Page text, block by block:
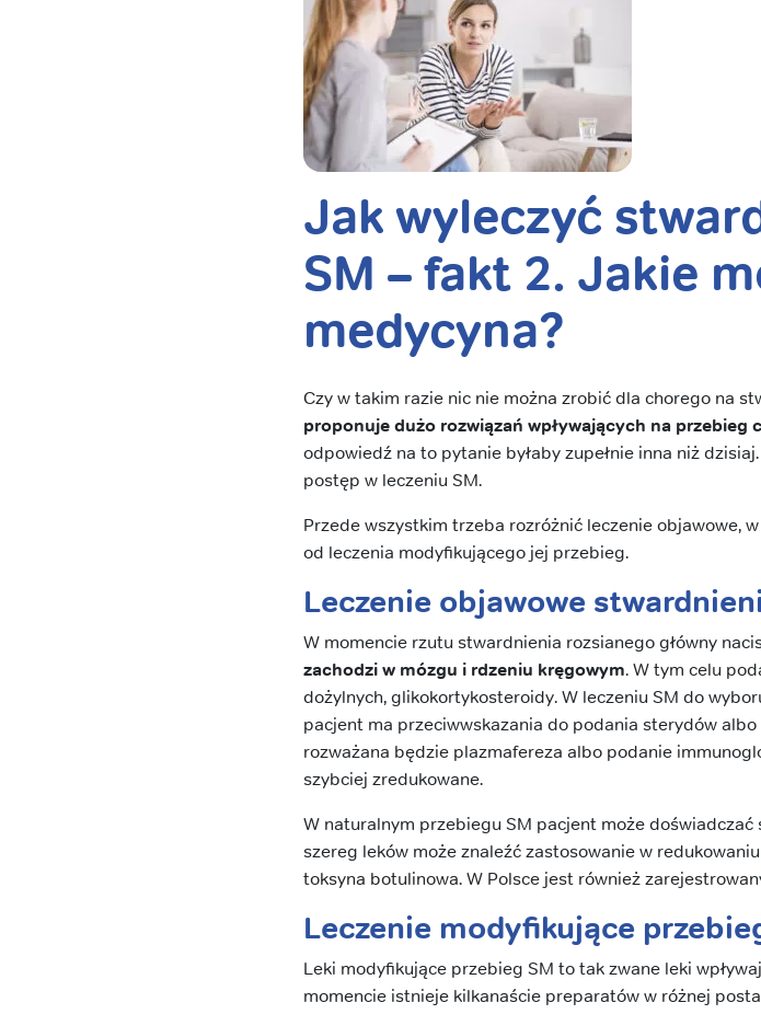
Jak wyleczyć
SM – fakt 2. Jakie
medycyna?
Czy w takim razie nic nie można zrobić dla chorego na
proponuje dużo rozwiązań wpływających na przebieg
odpowiedź na to pytanie byłaby zupełnie inna niż
postęp w leczeniu SM.
Przede wszystkim trzeba rozróżnić leczenie objawowe,
od leczenia modyfikującego jej przebieg.
Leczenie objawowe
W momencie rzutu stwardnienia rozsianego główny
zachodzi w mózgu i rdzeniu kręgowym. W tym celu
dożylnych, glikokortykosteroidy. W leczeniu SM do
pacjent ma przeciwwskazania do podania sterydów
rozważana będzie plazmafereza albo podanie
szybciej zredukowane.
W naturalnym przebiegu SM pacjent może
szereg leków może znaleźć zastosowanie w
toksyna botulinowa. W Polsce jest również
Leczenie modyfikujące
Leki modyfikujące przebieg SM to tak zwane leki
momencie istnieje kilkanaście preparatów w różnej